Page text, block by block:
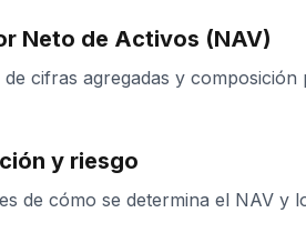
Neto de Activos (NAV)
cifras agregadas y
y riesgo
de cómo se determina el NAV y